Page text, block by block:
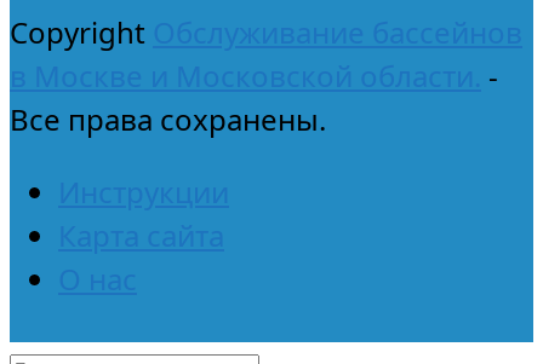
Copyright Обслуживание бассейнов
в Москве и Московской области. -
Все права сохранены.
Инструкции
Карта сайта
О нас